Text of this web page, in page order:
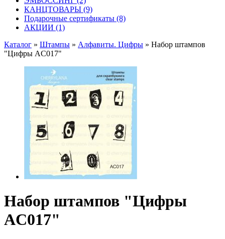
КАНЦТОВАРЫ (9)
Подарочные сертификаты (8)
АКЦИИ (1)
Каталог » Штампы » Алфавиты. Цифры » Набор штампов
"Цифры AC017"
Набор штампов "Цифры
AC017"